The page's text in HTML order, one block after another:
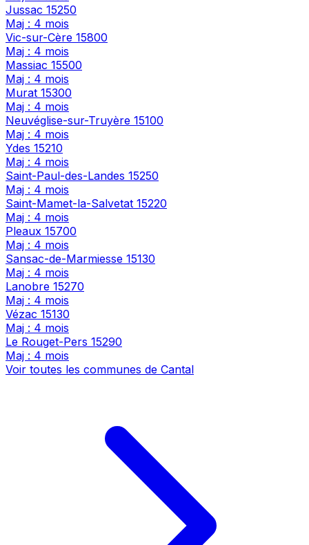
Jussac 15250
Maj : 4 mois
Vic-sur-Cère 15800
Maj : 4 mois
Massiac 15500
Maj : 4 mois
Murat 15300
Maj : 4 mois
Neuvéglise-sur-Truyère 15100
Maj : 4 mois
Ydes 15210
Maj : 4 mois
Saint-Paul-des-Landes 15250
Maj : 4 mois
Saint-Mamet-la-Salvetat 15220
Maj : 4 mois
Pleaux 15700
Maj : 4 mois
Sansac-de-Marmiesse 15130
Maj : 4 mois
Lanobre 15270
Maj : 4 mois
Vézac 15130
Maj : 4 mois
Le Rouget-Pers 15290
Maj : 4 mois
Voir toutes les communes de Cantal